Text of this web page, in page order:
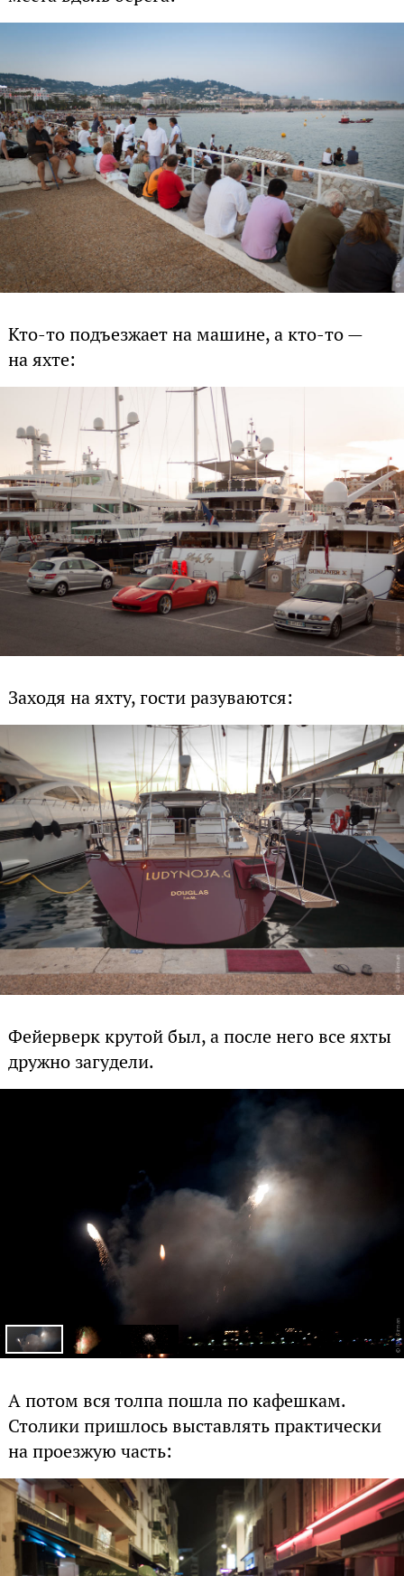
Кто-то подъезжает на машине, а кто-то —
на яхте:
Заходя на яхту, гости разуваются:
Фейерверк крутой был, а после него все яхты
дружно загудели.
А потом вся толпа пошла по кафешкам.
Столики пришлось выставлять практически
на проезжую часть: